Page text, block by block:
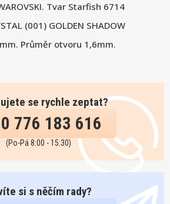
Tvar Starfish 6714
(001) GOLDEN SHADOW
Průměr otvoru 1,6mm.
se rychle zeptat?
776 183 616
(Po-Pá 8:00 - 15:30)
si s něčím rady?